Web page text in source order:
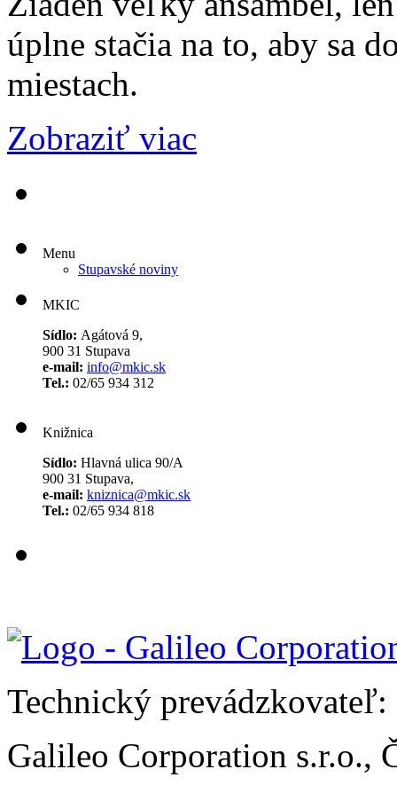
úplne stačia na to, aby sa
miestach.
Zobraziť viac
Menu
Stupavské noviny
MKIC
Sídlo: Agátová 9,
900 31 Stupava
e-mail: info@mkic.sk
Tel.: 02/65 934 312
Knižnica
Sídlo: Hlavná ulica 90/A
900 31 Stupava,
e-mail: kniznica@mkic.sk
Tel.: 02/65 934 818
Technický prevádzkovateľ:
Galileo Corporation s.r.o.,